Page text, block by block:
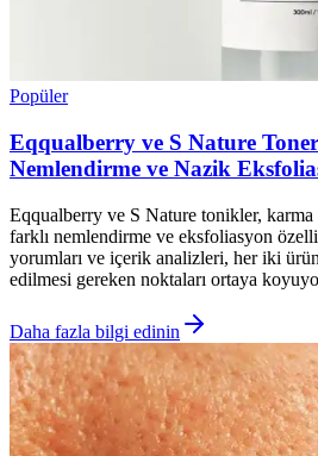
Popüler
Eqqualberry ve S Nature Toner
Nemlendirme ve Nazik
Eqqualberry ve S Nature tonikler,
farklı nemlendirme ve eksfoliasyon
yorumları ve içerik analizleri, her iki
edilmesi gereken noktaları ortaya
Daha fazla bilgi edinin